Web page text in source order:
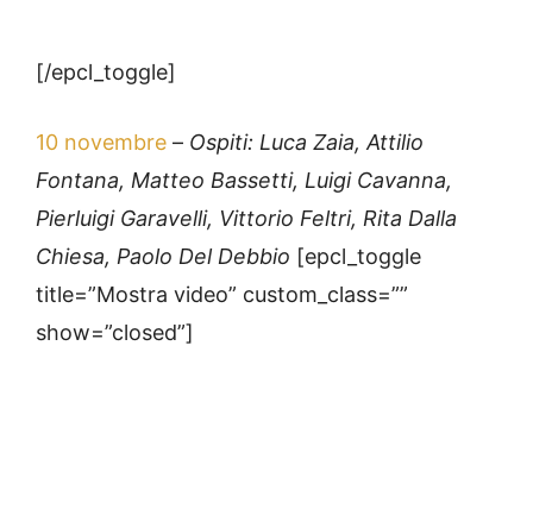
[/epcl_toggle]
10 novembre – Ospiti: Luca Zaia, Attilio
Fontana, Matteo Bassetti, Luigi Cavanna,
Pierluigi Garavelli, Vittorio Feltri, Rita Dalla
Chiesa, Paolo Del Debbio [epcl_toggle
title=”Mostra video” custom_class=””
show=”closed”]